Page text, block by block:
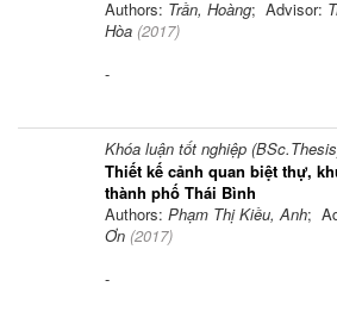
Authors: Trần, Hoàng; Advisor:
Hòa (2017)
-
Khóa luận tốt nghiệp
Thiết kế cảnh quan biệt thự,
thành phố Thái Bình
Authors: Phạm Thị Kiều, Anh;
Ơn (2017)
-